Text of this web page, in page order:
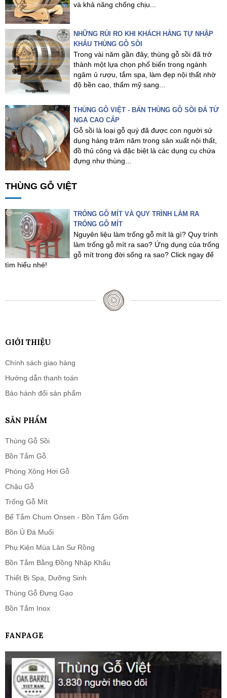
và khả năng chống chịu...
NHỮNG RỦI RO KHI KHÁCH HÀNG TỰ NHẬP
KHẨU THÙNG GỖ SỒI
Trong vài năm gần đây, thùng gỗ sồi đã trở
thành một lựa chọn phổ biến trong ngành
ngâm ủ rượu, tắm spa, làm đẹp nội thất nhờ
độ bền cao, thẩm mỹ sang...
THÙNG GỖ VIỆT - BÁN THÙNG GỖ SỒI ĐÁ TỪ
NGA CAO CẤP
Gỗ sồi là loại gỗ quý đã được con người sử
dụng hàng trăm năm trong sản xuất nội thất,
đồ thủ công và đặc biệt là các dụng cụ chứa
đựng như thùng...
THÙNG GỖ VIỆT
TRỐNG GỖ MÍT VÀ QUY TRÌNH LÀM RA
TRỐNG GỖ MÍT
Nguyên liệu làm trống gỗ mít là gì? Quy trình
làm trống gỗ mít ra sao? Ứng dụng của trống
gỗ mít trong đời sống ra sao? Click ngay để
tìm hiểu nhé!
GIỚI THIỆU
Chính sách giao hàng
Hướng dẫn thanh toán
Bảo hành đổi sản phẩm
SẢN PHẨM
Thùng Gỗ Sồi
Bồn Tắm Gỗ
Phòng Xông Hơi Gỗ
Chậu Gỗ
Trống Gỗ Mít
Bể Tắm Chum Onsen - Bồn Tắm Gốm
Bồn Ủ Đá Muối
Phụ Kiện Múa Lân Sư Rồng
Bồn Tắm Bằng Đồng Nhập Khẩu
Thiết Bị Spa, Dưỡng Sinh
Thùng Gỗ Đựng Gạo
Bồn Tắm Inox
FANPAGE